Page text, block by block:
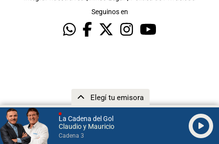
La Cadena del Gol
Claudio y Mauricio
Cadena 3
Elegí tu emisora
Seguinos en